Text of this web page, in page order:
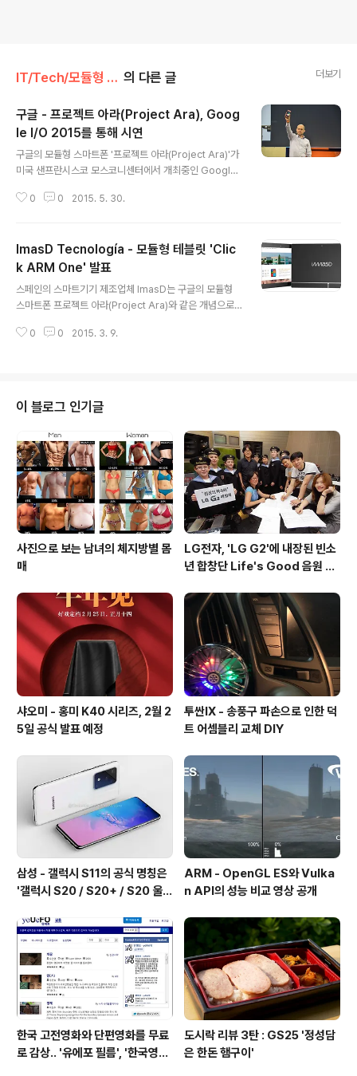
IT/Tech/모듈형 스마트폰 의 다른 글 더보기
구글 - 프로젝트 아라(Project Ara), Goog
le I/O 2015를 통해 시연
구글의 모듈형 스마트폰 '프로젝트 아라(Project Ara)'가
미국 샌프란시스코 모스코니센터에서 개최중인 Google
트팀(ATAP)이 개발중인 프로젝트 아라(Project Ara)'는
스마트폰으로, 구글 엔지니어 라파 카마르고는 베이스가
되는 그레이폰(엔도스켈레톤)에 모듈을 차례대로 삽입하는
모습을 보여줬습니다. 그는 후면에 8개의 모듈을 삽입한후
시연을 통해 정상적으로 부팅하는 모습을 보여줬으며, 전
면에 카메라 모듈을 삽입후 관객들의 모습을 촬영하여 프
로젝트 아라가 시연에 문제가 없음을 보여줬습니다. 참고
0 0 2015. 5. 30.
ImasD Tecnología - 모듈형 테블릿 'Clic
k ARM One' 발표
스페인의 스마트기기 제조업체 ImasD는 구글의 모듈형
스마트폰 프로젝트 아라(Project Ara)와 같은 개념으로
있는 태블릿 PC 'Click ARM One'을 발표하였습니다. 'C
본으로 탑재하였으며, 주요 스펙은 다음과 같습니다. 10.1
인치 1,280 * 800 픽셀의 멀티 터치 스크린Exynos441
2 2GB RAM16GB ROMCKPCB 모듈 101W-Fi a / b /
g / n, Bluetooth v4.0HDMI, USB × 2* PCI Expre..
0 0 2015. 3. 9.
이 블로그 인기글
사진으로 보는 남녀의 체지방별 몸
매
LG전자, 'LG G2'에 내장된 빈소
년 합창단 Life's Good 음원 공
샤오미 - 홍미 K40 시리즈, 2월 2
5일 공식 발표 예정
투싼IX - 송풍구 파손으로 인한 덕
트 어셈블리 교체 DIY
삼성 - 갤럭시 S11의 공식 명칭은
'갤럭시 S20 / S20+ / S20 울트
ARM - OpenGL ES와 Vulka
n API의 성능 비교 영상 공개
한국 고전영화와 단편영화를 무료
로 감상.. '유에포 필름', '한국영상
도시락 리뷰 3탄 : GS25 '정성담
은 한돈 햄구이'